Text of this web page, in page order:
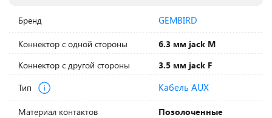
Бренд GEMBIRD
Коннектор с одной стороны
6.3 мм jack M
Коннектор с другой стороны
3.5 мм jack F
Тип
Кабель AUX
Материал контактов
Позолоченные